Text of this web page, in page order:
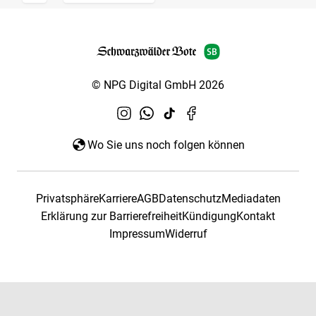
© NPG Digital GmbH 2026
Wo Sie uns noch folgen können
PrivatsphäreKarriereAGBDatenschutzMediadaten
Erklärung zur BarrierefreiheitKündigungKontakt
ImpressumWiderruf